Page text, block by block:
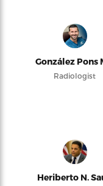
González Pons
Radiologist
Heriberto N.